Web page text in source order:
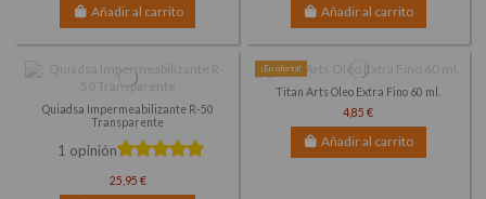
Añadir al carrito Añadir al carrito
Quiadsa Impermeabilizante R-50
Transparente
1 opinión
25,95 €
¡En oferta!
Titan Arts Oleo Extra Fino 60 ml.
4,85 €
Añadir al carrito